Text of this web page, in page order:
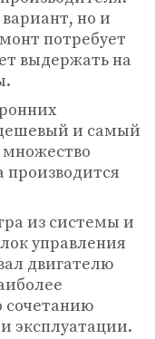
но и
потребует
выдержать на
и самый
производится
из системы и
управления
двигателю
сочетанию
эксплуатации.